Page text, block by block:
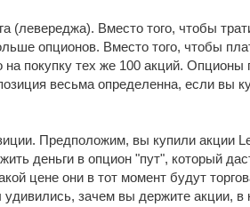
Вместо того, чтобы
опционов. Вместо того, чтобы
покупку тех же 100 акций. Опционы
весьма определенна, если вы
Предположим, вы купили акции
деньги в опцион "пут", который
цене они в тот момент будут
зачем вы держите акции, в